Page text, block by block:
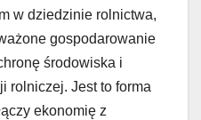
w dziedzinie rolnictwa,
gospodarowanie
środowiska i
rolniczej. Jest to forma
ekonomię z